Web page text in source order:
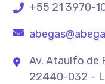
+55 21 3970-
Av. Ataulfo de
22440-032 –